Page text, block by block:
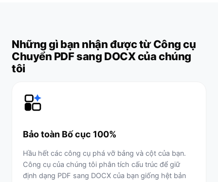
Những gì bạn nhận được từ Công cụ
Chuyển PDF sang DOCX của chúng
tôi
Bảo toàn Bố cục 100%
Hầu hết các công cụ phá vỡ bảng và cột của bạn.
Công cụ của chúng tôi phân tích cấu trúc để giữ
định dạng PDF sang DOCX của bạn giống hệt bản